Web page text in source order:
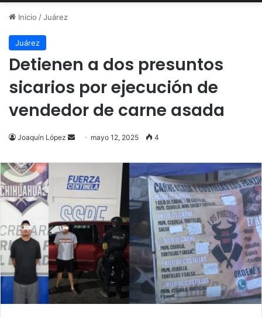
Inicio /Juárez
Juárez
Detienen a dos presuntos
sicarios por ejecución de
vendedor de carne asada
Joaquín López
Send
email
mayo 12, 2025 4